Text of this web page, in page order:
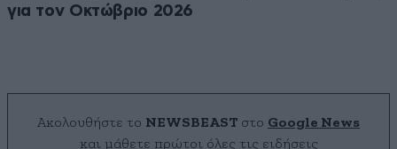
για τον Οκτώβριο 2026
Ακολουθήστε το NEWSBEAST στο Google News
και μάθετε πρώτοι όλες τις ειδήσεις